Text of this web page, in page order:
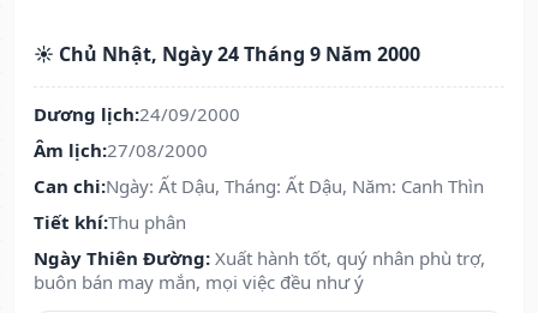
☀️ Chủ Nhật, Ngày 24 Tháng 9 Năm 2000
Dương lịch:24/09/2000
Âm lịch:27/08/2000
Can chi:Ngày: Ất Dậu, Tháng: Ất Dậu, Năm: Canh Thìn
Tiết khí:Thu phân
Ngày Thiên Đường: Xuất hành tốt, quý nhân phù trợ,
buôn bán may mắn, mọi việc đều như ý